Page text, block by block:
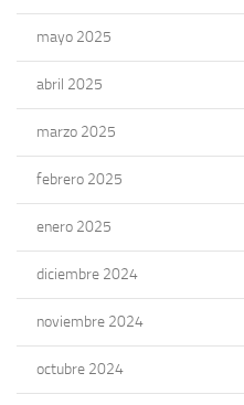
mayo 2025
abril 2025
marzo 2025
febrero 2025
enero 2025
diciembre 2024
noviembre 2024
octubre 2024